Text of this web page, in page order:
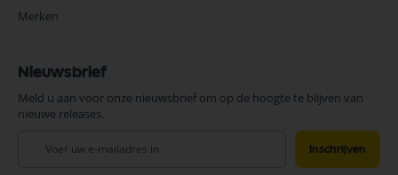
Merken
Nieuwsbrief
Meld u aan voor onze nieuwsbrief om op de hoogte te blijven van
nieuwe releases.
Inschrijven